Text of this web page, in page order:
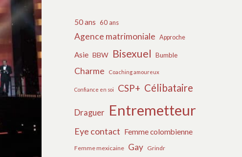
50 ans 60 ans
Agence matrimoniale Approche
Asie BBW Bisexuel Bumble
Charme Coaching amoureux
Confiance en soi CSP+ Célibataire
Draguer Entremetteur
Eye contact Femme colombienne
Femme mexicaine Gay Grindr